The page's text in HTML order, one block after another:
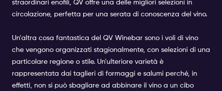
straordinari enofili, QV offre una delle migliori selezioni in
circolazione, perfetta per una serata di conoscenza del vino.
Un'altra cosa fantastica del QV Winebar sono i voli di vino
che vengono organizzati stagionalmente, con selezioni di una
particolare regione o stile. Un'ulteriore varietà è
rappresentata dai taglieri di formaggi e salumi perché, in
effetti, non si può sbagliare ad abbinare il vino a un cibo